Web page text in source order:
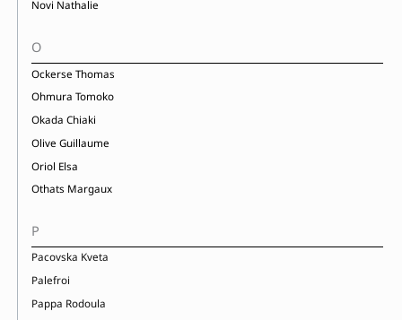
Novi Nathalie
O
Ockerse Thomas
Ohmura Tomoko
Okada Chiaki
Olive Guillaume
Oriol Elsa
Othats Margaux
P
Pacovska Kveta
Palefroi
Pappa Rodoula